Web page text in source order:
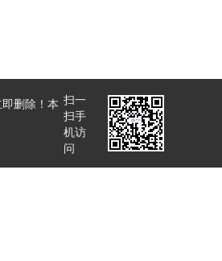
删除！本 扫一
扫手
机访
问